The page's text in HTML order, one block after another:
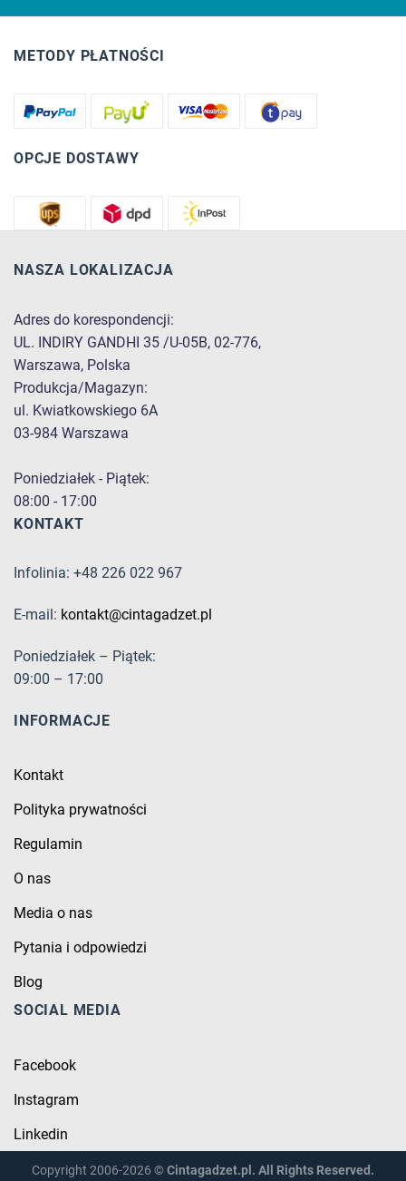
METODY PŁATNOŚCI
OPCJE DOSTAWY
NASZA LOKALIZACJA
Adres do korespondencji:
UL. INDIRY GANDHI 35 /U-05B, 02-776,
Warszawa, Polska
Produkcja/Magazyn:
ul. Kwiatkowskiego 6A
03-984 Warszawa
Poniedziałek - Piątek:
08:00 - 17:00
KONTAKT
Infolinia: +48 226 022 967
E-mail: kontakt@cintagadzet.pl
Poniedziałek – Piątek:
09:00 – 17:00
INFORMACJE
Kontakt
Polityka prywatności
Regulamin
O nas
Media o nas
Pytania i odpowiedzi
Blog
SOCIAL MEDIA
Facebook
Instagram
Linkedin
Copyright 2006-2026 ©Cintagadzet.pl. All Rights Reserved.